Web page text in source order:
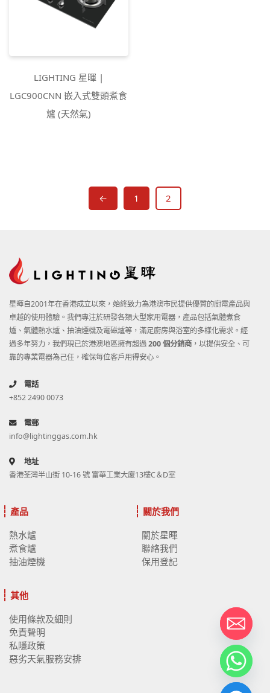
LIGHTING 星暉 |
LGC900CNN 嵌入式雙頭煮食
爐 (天然氣)
← 1 2
星暉自2001年在香港成立以來，始終致力為港澳市民提供優質的廚電產品與
卓越的使用體驗。我們專注於研發各類大型家用電器，產品包括氣體煮食
爐、氣體熱水爐、抽油煙機及電磁爐等，滿足廚房與浴室的多樣化需求。經
過多年努力，我們現已於港澳地區擁有超過200 個分銷商，以提供安全、可
靠的專業電器為己任，確保每位客戶用得安心。
電話
+852 2490 0073
電郵
info@lightinggas.com.hk
地址
香港荃灣半山街 10-16 號 富華工業大廈13樓C＆D室
產品
熱水爐
煮食爐
抽油煙機
關於我們
關於星暉
聯絡我們
保用登記
其他
使用條款及細則
免責聲明
私隱政策
惡劣天氣服務安排